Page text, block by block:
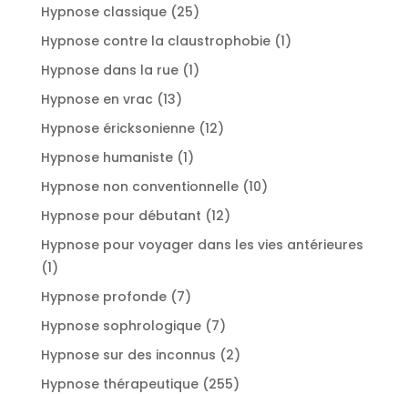
Hypnose classique 2525
produits
Hypnose contre la claustrophobie 11
Hypnose dans la rue 11
Hypnose en vrac 1313
produits
Hypnose éricksonienne 1212
Hypnose humaniste 11
produit
Hypnose non conventionnelle 1010
Hypnose pour débutant 1212
produits
Hypnose pour voyager dans les vies antérieures
11
Hypnose profonde 77
produits
Hypnose sophrologique 77
produits
Hypnose sur des inconnus 22
produits
Hypnose thérapeutique 255255